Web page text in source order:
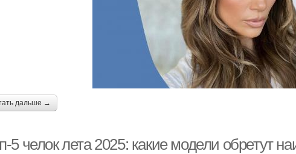
дальше →
5 челок лета 2025: какие модели обретут